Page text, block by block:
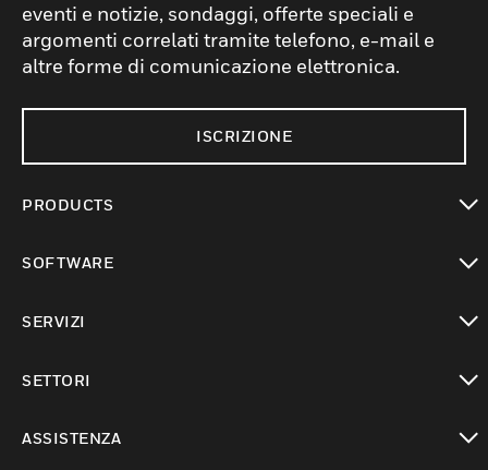
eventi e notizie, sondaggi, offerte speciali e
argomenti correlati tramite telefono, e-mail e
altre forme di comunicazione elettronica.
ISCRIZIONE
PRODUCTS
SOFTWARE
SERVIZI
SETTORI
ASSISTENZA